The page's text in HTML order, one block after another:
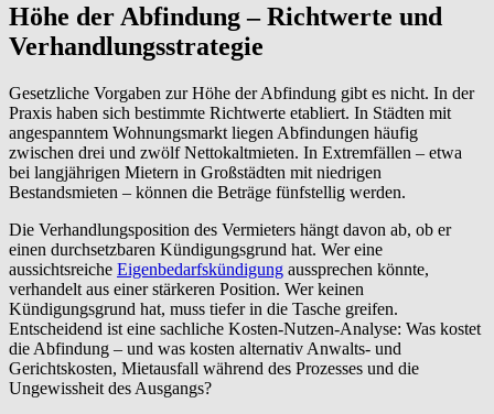
Höhe der Abfindung – Richtwerte und
Verhandlungsstrategie
Gesetzliche Vorgaben zur Höhe der Abfindung gibt es nicht. In der
Praxis haben sich bestimmte Richtwerte etabliert. In Städten mit
angespanntem Wohnungsmarkt liegen Abfindungen häufig
zwischen drei und zwölf Nettokaltmieten. In Extremfällen – etwa
bei langjährigen Mietern in Großstädten mit niedrigen
Bestandsmieten – können die Beträge fünfstellig werden.
Die Verhandlungsposition des Vermieters hängt davon ab, ob er
einen durchsetzbaren Kündigungsgrund hat. Wer eine
aussichtsreiche Eigenbedarfskündigung aussprechen könnte,
verhandelt aus einer stärkeren Position. Wer keinen
Kündigungsgrund hat, muss tiefer in die Tasche greifen.
Entscheidend ist eine sachliche Kosten-Nutzen-Analyse: Was kostet
die Abfindung – und was kosten alternativ Anwalts- und
Gerichtskosten, Mietausfall während des Prozesses und die
Ungewissheit des Ausgangs?